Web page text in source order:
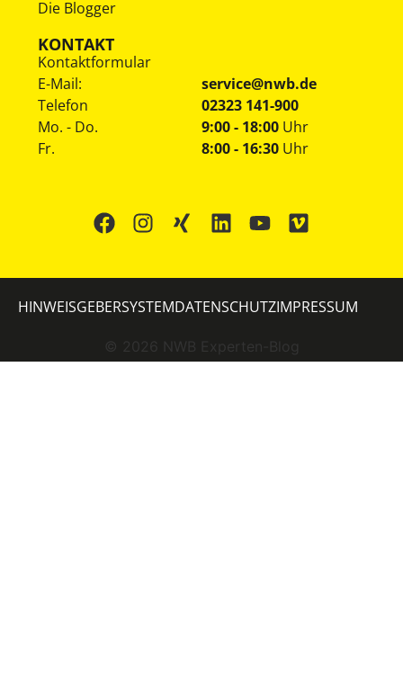
Die Blogger
KONTAKT
Kontaktformular
E-Mail:
service@nwb.de
Telefon
02323 141-900
Mo. - Do.
Fr.
9:00 - 18:00 Uhr
8:00 - 16:30 Uhr
© 2026 NWB Experten-Blog
HINWEISGEBERSYSTEMDATENSCHUTZIMPRESSUM